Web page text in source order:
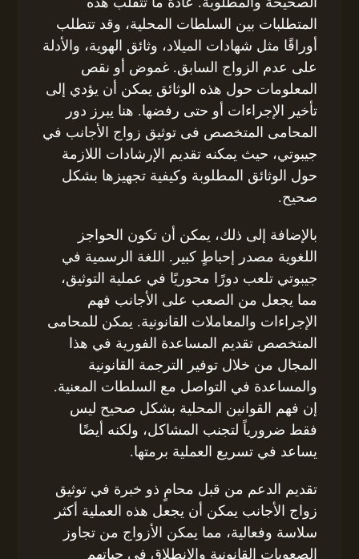
المتطلبات بين السلطات المحلية، وقد تتطلب
أوراقًا مثل شهادات الميلاد، وثائق الهوية، والأدلة
على عدم الزواج السابق. غموض أو نقص
المعلومات حول هذه الوثائق يمكن أن يؤدي إلى
تأخير الإجراءات أو حتى رفضها. هنا يبرز دور
المحامى المتخصص فى توثيق زواج الأجانب في
جيبوتي، حيث يمكنه تقديم الإرشادات اللازمة
حول الوثائق المطلوبة وكيفية تجهيزها بشكل
صحيح.
بالإضافة إلى ذلك، يمكن أن تكون الحواجز
اللغوية مصدر إحباطٍ كبير. اللغة الرسمية في
جيبوتي تلعب دورًا محوريًا في عملية التوثيق،
مما يجعل من الصعب على الأجانب فهم
الإجراءات والمعاملات القانونية. يمكن للمحامى
المتخصص تقديم المساعدة الفورية في هذا
المجال من خلال توفير الترجمة القانونية
والمساعدة في التواصل مع السلطات المعنية.
إن فهم القوانين المحلية بشكل صحيح ليس
فقط ضرورياً لتجنب المشاكل، ولكنه أيضًا
يساعد في تسريع العملية برمتها.
تقديم الدعم من قبل محامٍ ذو خبرة في توثيق
زواج الأجانب يمكن أن يجعل هذه العملية أكثر
سلاسة وفعالية، مما يمكن الأزواج من تجاوز
الصعوبات القانونية والانطلاق في حياتهم